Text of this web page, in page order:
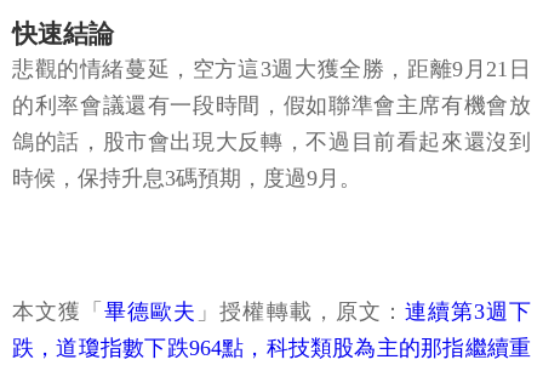
快速結論
悲觀的情緒蔓延，空方這3週大獲全勝，距離9月21日
的利率會議還有一段時間，假如聯準會主席有機會放
鴿的話，股市會出現大反轉，不過目前看起來還沒到
時候，保持升息3碼預期，度過9月。
本文獲「畢德歐夫 」授權轉載，原文： 連續第3週下
跌，道瓊指數下跌964點，科技類股為主的那指繼續重